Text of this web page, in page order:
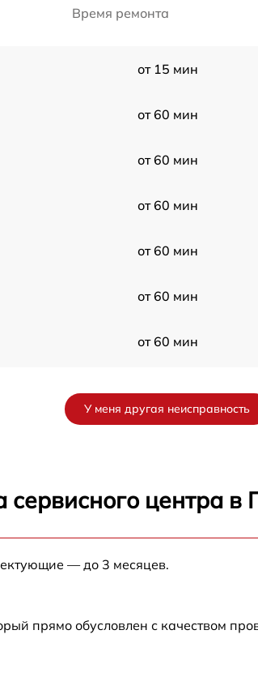
Время ремонта
от 15 мин
от 60 мин
от 60 мин
от 60 мин
от 60 мин
от 60 мин
от 60 мин
от 60 мин
У меня другая неисправность
сервисного центра в
— до 3 месяцев.
прямо обусловлен с качеством